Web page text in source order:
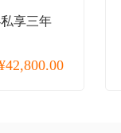
享三年
42,800.00